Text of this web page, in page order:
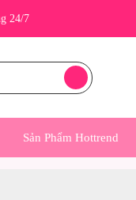
24/7
Sản Phẩm Hottrend